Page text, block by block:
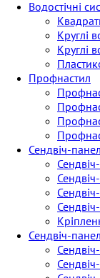
Водостічні
Круглі
Круглі
Профнастил
Сендвіч-
Сендвіч-